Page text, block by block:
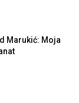
Marukić: Moja